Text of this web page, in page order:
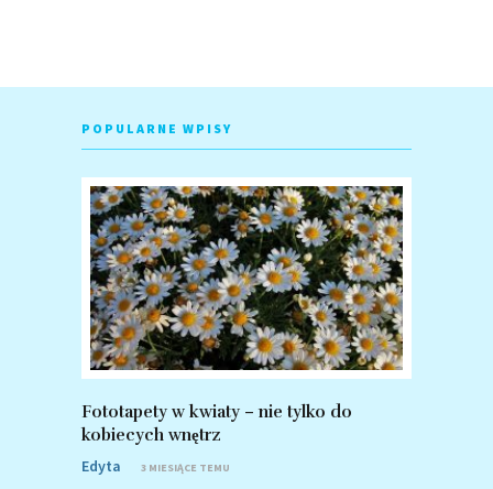
POPULARNE WPISY
Fototapety w kwiaty – nie tylko do
kobiecych wnętrz
Edyta
3 MIESIĄCE TEMU